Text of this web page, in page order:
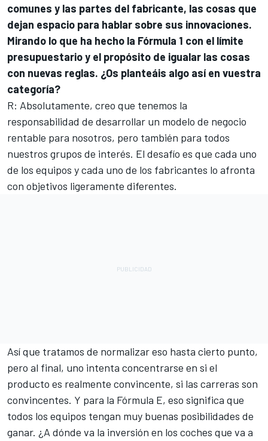
comunes y las partes del fabricante, las cosas que
dejan espacio para hablar sobre sus innovaciones.
Mirando lo que ha hecho la Fórmula 1 con el límite
presupuestario y el propósito de igualar las cosas
con nuevas reglas. ¿Os planteáis algo así en vuestra
categoría?
R: Absolutamente, creo que tenemos la
responsabilidad de desarrollar un modelo de negocio
rentable para nosotros, pero también para todos
nuestros grupos de interés. El desafío es que cada uno
de los equipos y cada uno de los fabricantes lo afronta
con objetivos ligeramente diferentes.
Así que tratamos de normalizar eso hasta cierto punto,
pero al final, uno intenta concentrarse en si el
producto es realmente convincente, si las carreras son
convincentes. Y para la Fórmula E, eso significa que
todos los equipos tengan muy buenas posibilidades de
ganar. ¿A dónde va la inversión en los coches que va a